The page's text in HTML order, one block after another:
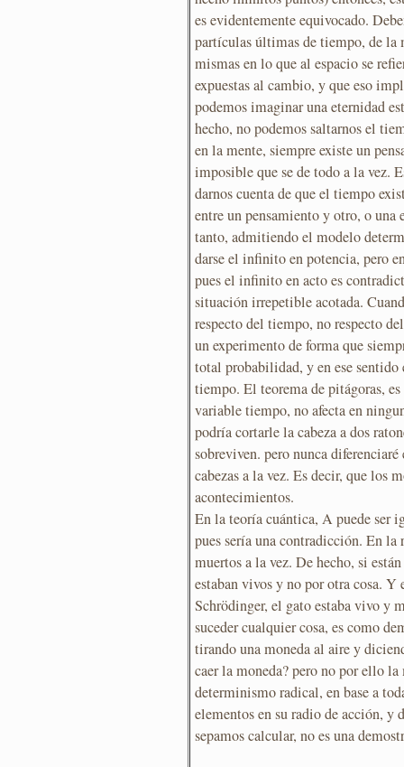
es evidentemente equivocado.
partículas últimas de tiempo, de la
mismas en lo que al espacio se
expuestas al cambio, y que eso
podemos imaginar una eternidad
hecho, no podemos saltarnos el
en la mente, siempre existe un
imposible que se de todo a la vez.
darnos cuenta de que el tiempo
entre un pensamiento y otro, o
tanto, admitiendo el modelo
darse el infinito en potencia, pero
pues el infinito en acto es
situación irrepetible acotada.
respecto del tiempo, no respecto
un experimento de forma que
total probabilidad, y en ese sentido
tiempo. El teorema de pitágoras,
variable tiempo, no afecta en
podría cortarle la cabeza a dos
sobreviven. pero nunca
cabezas a la vez. Es decir, que los
acontecimientos.
En la teoría cuántica, A puede ser
pues sería una contradicción. En
muertos a la vez. De hecho, si
estaban vivos y no por otra cosa.
Schrödinger, el gato estaba vivo y
suceder cualquier cosa, es como
tirando una moneda al aire y
caer la moneda? pero no por ello
determinismo radical, en base a
elementos en su radio de acción, y
sepamos calcular, no es una